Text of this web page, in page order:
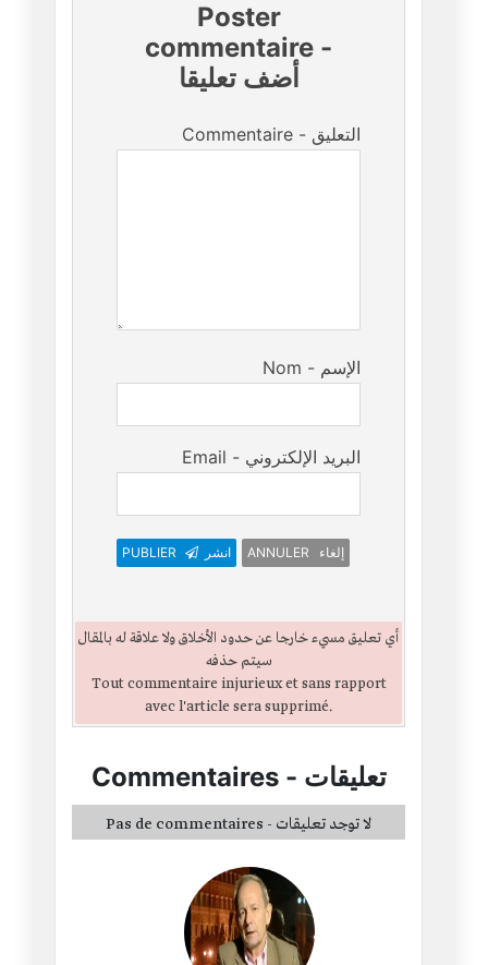
Poster
commentaire -
أضف تعليقا
Commentaire - التعليق
Nom - الإسم
Email - البريد الإلكتروني
PUBLIER انشر ANNULER إلغاء
أي تعليق مسيء خارجا عن حدود الأخلاق ولا علاقة له بالمقال
سيتم حذفه
Tout commentaire injurieux et sans rapport
avec l'article sera supprimé.
Commentaires- تعليقات
Pas de commentaires - لا توجد تعليقات